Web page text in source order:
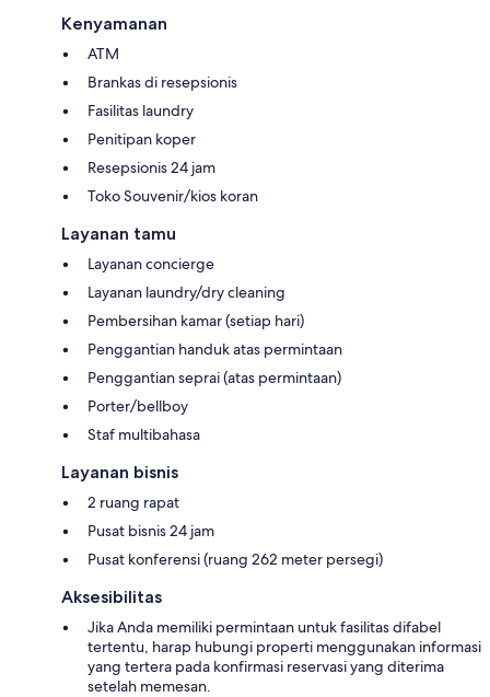
Kenyamanan
ATM
Brankas di resepsionis
Fasilitas laundry
Penitipan koper
Resepsionis 24 jam
Toko Souvenir/kios koran
Layanan tamu
Layanan concierge
Layanan laundry/dry cleaning
Pembersihan kamar (setiap hari)
Penggantian handuk atas permintaan
Penggantian seprai (atas permintaan)
Porter/bellboy
Staf multibahasa
Layanan bisnis
2 ruang rapat
Pusat bisnis 24 jam
Pusat konferensi (ruang 262 meter persegi)
Aksesibilitas
Jika Anda memiliki permintaan untuk fasilitas difabel
tertentu, harap hubungi properti menggunakan informasi
yang tertera pada konfirmasi reservasi yang diterima
setelah memesan.